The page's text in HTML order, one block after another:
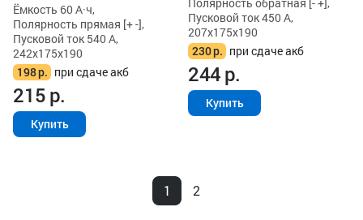
Ёмкость 60 А·ч,
Полярность прямая [+ -],
Пусковой ток 540 А,
242x175x190
198р. при сдаче акб
215р.
Купить
Пусковой ток 450 А,
207x175x190
230р. при сдаче акб
244р.
Купить
1 2